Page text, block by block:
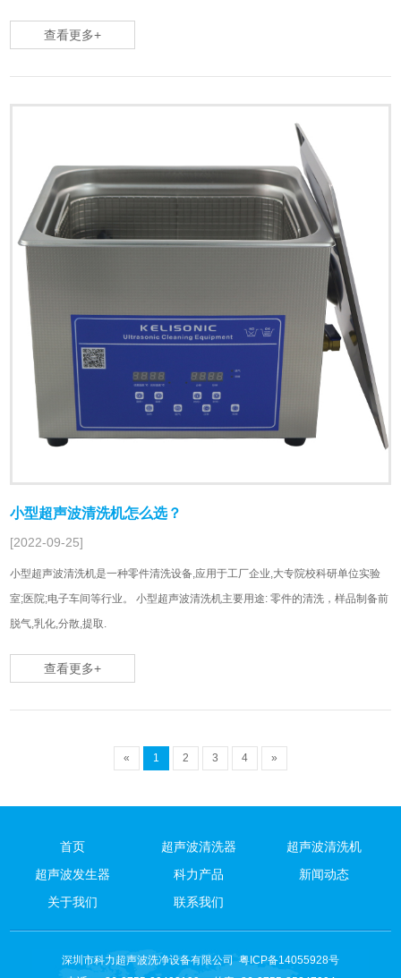
查看更多+
小型超声波清洗机怎么选？
[2022-09-25]
小型超声波清洗机是一种零件清洗设备,应用于工厂企业,大专院校科研单位实验
室;医院;电子车间等行业。 小型超声波清洗机主要用途: 零件的清洗，样品制备前
脱气,乳化,分散,提取.
查看更多+
« 1 2 3 4 »
首页 超声波清洗器
超声波清洗机
超声波发生器
科力产品
新闻动态
关于我们
联系我们
深圳市科力超声波洗净设备有限公司粤ICP备14055928号